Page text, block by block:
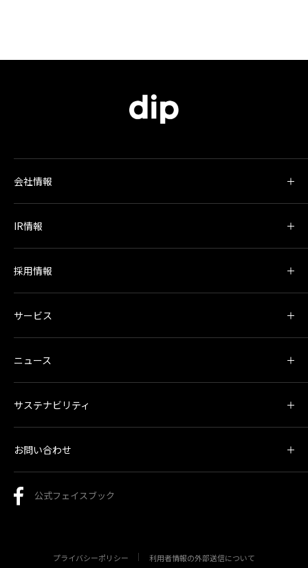
会社情報
IR情報
採用情報
サービス
ニュース
サステナビリティ
お問い合わせ
公式フェイスブック
プライバシーポリシー 利用者情報の外部送信について